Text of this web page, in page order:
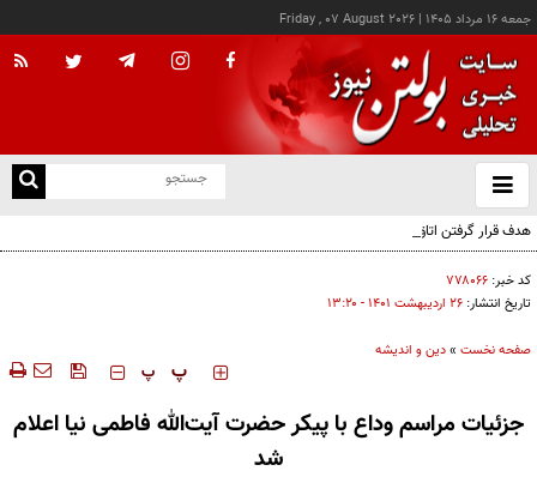
جمعه ۱۶ مرداد ۱۴۰۵ |
Friday , 07 August 2026
باز
و
هدف قرار گرفتن اتاق‌ فرماندهی مزدوران عربستان در یمن
کد خبر: ۷۷۸۰۶۶
تاریخ انتشار: ۲۶ ارديبهشت ۱۴۰۱ - ۱۳:۲۰
صفحه نخست »دین و اندیشه
‍‍‍ پ پ
جزئیات مراسم وداع با پیکر حضرت آیت‌الله فاطمی نیا اعلام
شد